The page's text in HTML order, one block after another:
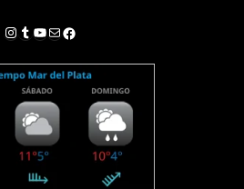
Instagram
Tumblr
YouTube
Correo electrónico
Facebook